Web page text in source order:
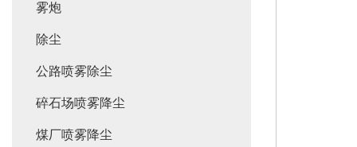
雾炮
除尘
公路喷雾除尘
碎石场喷雾降尘
煤厂喷雾降尘